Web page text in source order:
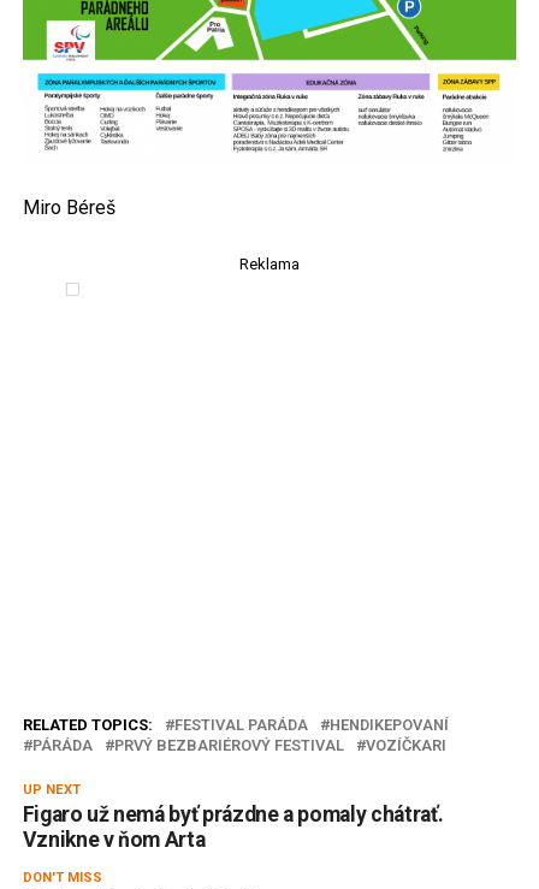
Miro Béreš
Reklama
RELATED TOPICS: FESTIVAL PARÁDA
HENDIKEPOVANÍ
PÁRÁDA
PRVÝ BEZBARIÉROVÝ FESTIVAL VOZÍČKARI
UP NEXT
Figaro už nemá byť prázdne a pomaly chátrať.
Vznikne v ňom Arta
DON'T MISS